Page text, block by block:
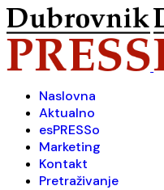
Naslovna
Aktualno
esPRESSo
Marketing
Kontakt
Pretraživanje